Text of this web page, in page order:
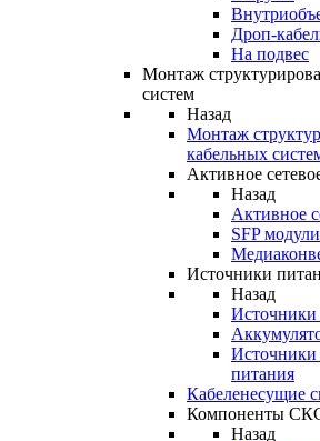
Дроп-
На подвес
Монтаж
систем
Назад
Монтаж
кабельных
Активное
Назад
Активное
SFP модули
Источники
Назад
Источники
питания
Кабеленесущие
Компоненты
Назад